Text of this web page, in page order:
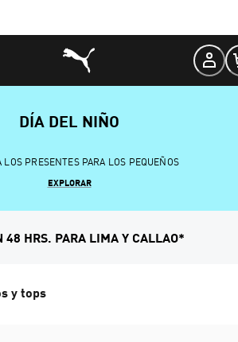
DÍA DEL NIÑO
LOS PRESENTES PARA LOS PEQUEÑOS
EXPLORAR
48 HRS. PARA LIMA Y CALLAO*
y tops